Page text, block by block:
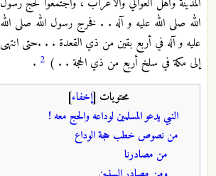
الله صلى الله عليه و آله . . فخرج رسول الله صلى الله
عليه و آله في أربع بقين من ذي القعدة . . .حتى انتهى
إلى مكة في سلخ أربع من ذي الحجة . . ) 2
.
محتويات [إخفاء]
النبي يدعو المسلمين لوداعه والحج معه !
من نصوص خطب حجة الوداع
من مصادرنا